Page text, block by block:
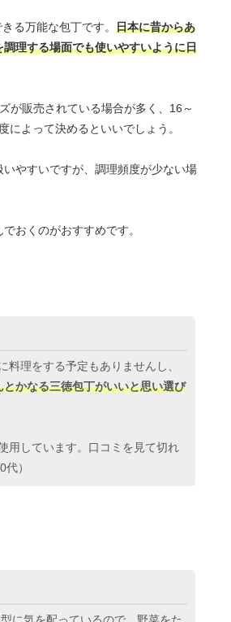
る万能な包丁です。 日本に昔からあ
理する場面でも使いやすいように日
が販売されている場合が多く、16～
よって決めるといいでしょう。
やすいですが、調理頻度が少ない場
でおくのがおすすめです。
理をする予定もありませんし、
かなる三徳包丁がいいと思い選び
用しています。口コミを見て切れ
）